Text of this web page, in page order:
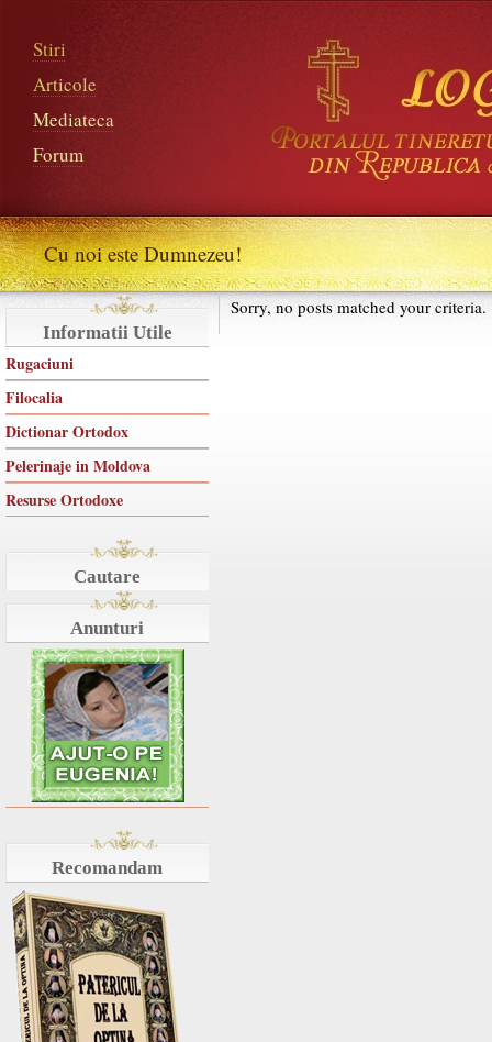
Stiri
Articole
Mediateca
Forum
Cu noi este Dumnezeu!
Informatii Utile
Rugaciuni
Filocalia
Dictionar Ortodox
Pelerinaje in Moldova
Resurse Ortodoxe
Cautare
Anunturi
Recomandam
Sorry, no posts matched your criteria.